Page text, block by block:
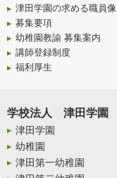
津田学園の求める職員像
募集要項
幼稚園教諭 募集案内
講師登録制度
福利厚生
学校法人 津田学園
津田学園
幼稚園
津田第一幼稚園